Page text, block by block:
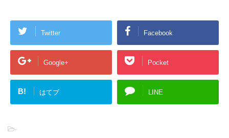
Twitter Facebook
Google+ Pocket
B! はてブ LINE
-